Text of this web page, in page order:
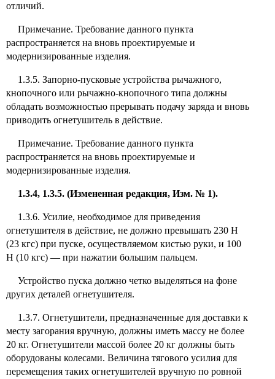
отличий.
Примечание. Требование данного пункта
распространяется на вновь проектируемые и
модернизированные изделия.
1.3.5. Запорно-пусковые устройства рычажного,
кнопочного или рычажно-кнопочного типа должны
обладать возможностью прерывать подачу заряда и вновь
приводить огнетушитель в действие.
Примечание. Требование данного пункта
распространяется на вновь проектируемые и
модернизированные изделия.
1.3.4, 1.3.5. (Измененная редакция, Изм. № 1).
1.3.6. Усилие, необходимое для приведения
огнетушителя в действие, не должно превышать 230 Н
(23 кгс) при пуске, осуществляемом кистью руки, и 100
Н (10 кгс) — при нажатии большим пальцем.
Устройство пуска должно четко выделяться на фоне
других деталей огнетушителя.
1.3.7. Огнетушители, предназначенные для доставки к
месту загорания вручную, должны иметь массу не более
20 кг. Огнетушители массой более 20 кг должны быть
оборудованы колесами. Величина тягового усилия для
перемещения таких огнетушителей вручную по ровной